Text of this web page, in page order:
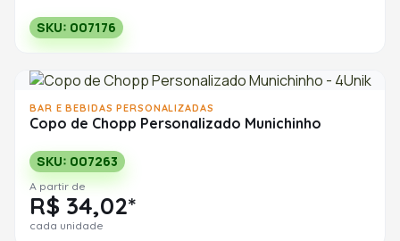
SKU: 007176
BAR E BEBIDAS PERSONALIZADAS
Copo de Chopp Personalizado Munichinho
SKU: 007263
A partir de
R$ 34,02*
cada unidade